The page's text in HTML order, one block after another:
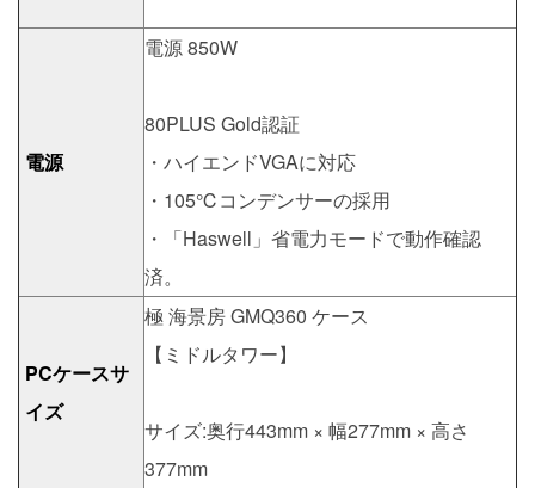
電源
電源 850W
80PLUS Gold認証
・ハイエンドVGAに対応
・105℃コンデンサーの採用
・「Haswell」省電力モードで動作確認
済。
PCケースサ
イズ
極 海景房 GMQ360 ケース
【ミドルタワー】
サイズ:奥行443mm × 幅277mm × 高さ
377mm